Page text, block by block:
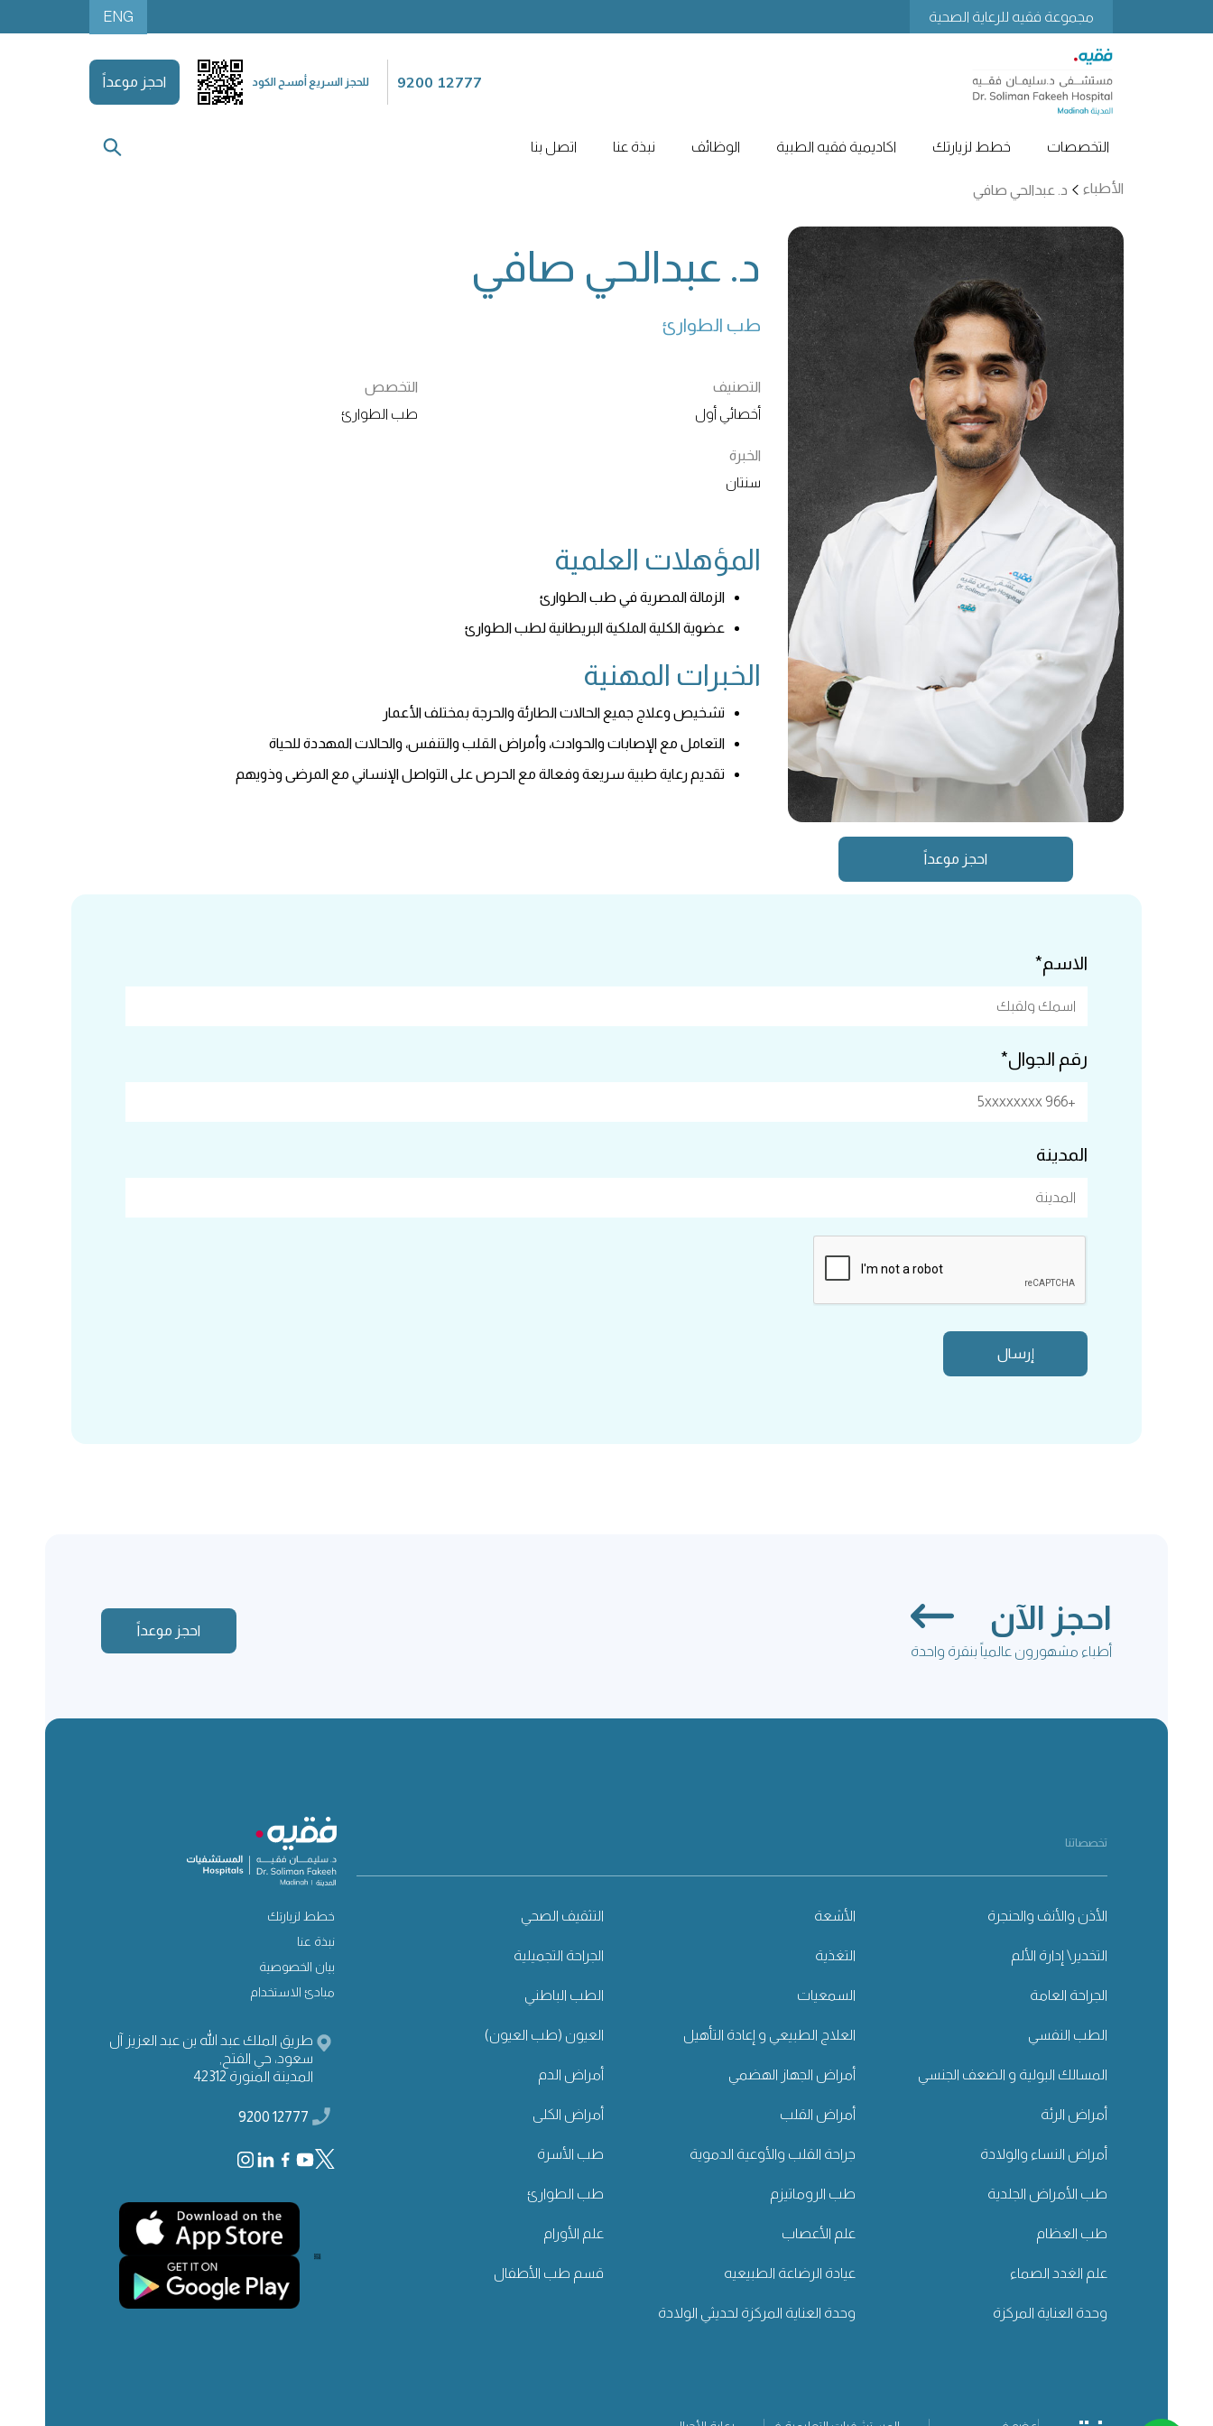
مجموعة فقيه للرعاية الصحية ENG
12777 9200 للحجز السريع أمسح الكود احجز موعداً
التخصصات خطط لزيارتك اكاديمية فقيه الطبية الوظائف نبذة عنا اتصل بنا
الأطباء د. عبدالحي صافي
احجز موعداً
د. عبدالحي صافي
طب الطوارئ
التصنيف
أخصائي أول
التخصص
طب الطوارئ
الخبرة
سنتان
المؤهلات العلمية
الزمالة المصرية في طب الطوارئ
عضوية الكلية الملكية البريطانية لطب الطوارئ
الخبرات المهنية
تشخيص وعلاج جميع الحالات الطارئة والحرجة بمختلف الأعمار
التعامل مع الإصابات والحوادث، وأمراض القلب والتنفس، والحالات المهددة للحياة
تقديم رعاية طبية سريعة وفعالة مع الحرص على التواصل الإنساني مع المرضى وذويهم
الاسم*
رقم الجوال*
المدينة
احجز الآن
أطباء مشهورون عالمياً بنقرة واحدة
احجز موعداً
تخصصاتنا
الأذن والأنف والحنجرة الأشعة التثقيف الصحي
التخدير\ إدارة الألم التغذية الجراحة التجميلية
الجراحة العامة السمعيات الطب الباطني
الطب النفسي العلاج الطبيعي و إعادة التأهيل العيون (طب العيون)
المسالك البولية و الضعف الجنسي أمراض الجهاز الهضمي أمراض الدم
أمراض الرئة أمراض القلب أمراض الكلى
أمراض النساء والولادة جراحة القلب والأوعية الدموية طب الأسرة
طب الأمراض الجلدية طب الروماتيزم طب الطوارئ
طب العظام علم الأعصاب علم الأورام
علم الغدد الصماء عيادة الرضاعة الطبيعيه قسم طب الأطفال
وحدة العناية المركزة وحدة العناية المركزة لحديثي الولادة
خطط لزيارتك
نبذة عنا
بيان الخصوصية
مبادئ الاستخدام
طريق الملك عبد الله بن عبد العزيز آل
سعود، حي الفتح,
المدينة المنورة 42312
12777 9200